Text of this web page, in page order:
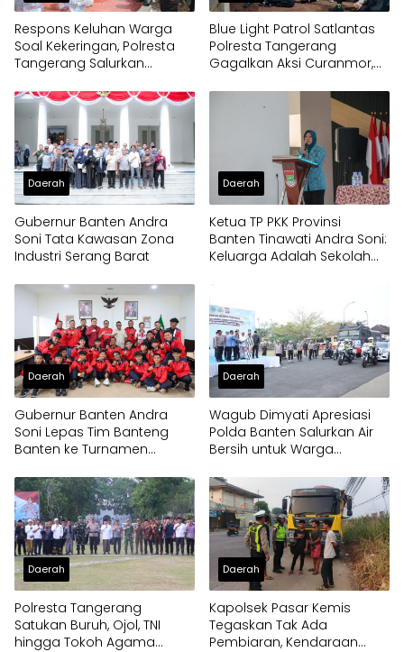
Respons Keluhan Warga
Soal Kekeringan, Polresta
Tangerang Salurkan
Panongan
Blue Light Patrol Satlantas
Polresta Tangerang
Gagalkan Aksi Curanmor,
Daerah
Gubernur Banten Andra
Soni Tata Kawasan Zona
Industri Serang Barat
Daerah
Ketua TP PKK Provinsi
Banten Tinawati Andra Soni:
Keluarga Adalah Sekolah
Daerah
Gubernur Banten Andra
Soni Lepas Tim Banteng
Banten ke Turnamen
Daerah
Wagub Dimyati Apresiasi
Polda Banten Salurkan Air
Bersih untuk Warga
Daerah
Polresta Tangerang
Satukan Buruh, Ojol, TNI
hingga Tokoh Agama
Daerah
Kapolsek Pasar Kemis
Tegaskan Tak Ada
Pembiaran, Kendaraan